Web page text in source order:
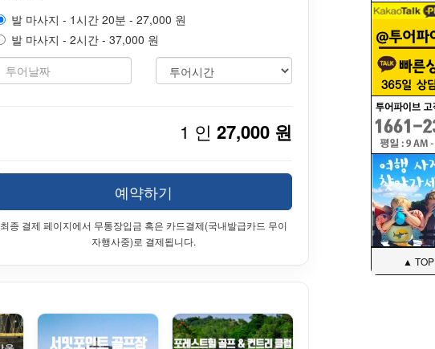
발 마사지 - 1시간 20분 - 27,000 원
발 마사지 - 2시간 - 37,000 원
1 인 27,000 원
예약하기
최종 결제 페이지에서 무통장입금 혹은 카드결제(국내발급카드 무이
자행사중)로 결제됩니다.
▲ TOP